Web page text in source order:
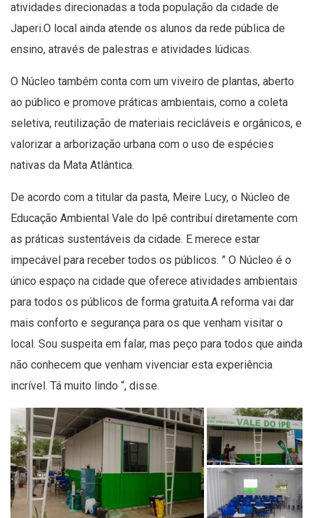
atividades direcionadas a toda população da cidade de
Japeri.O local ainda atende os alunos da rede pública de
ensino, através de palestras e atividades lúdicas.
O Núcleo também conta com um viveiro de plantas, aberto
ao público e promove práticas ambientais, como a coleta
seletiva, reutilização de materiais recicláveis e orgânicos, e
valorizar a arborização urbana com o uso de espécies
nativas da Mata Atlântica.
De acordo com a titular da pasta, Meire Lucy, o Núcleo de
Educação Ambiental Vale do Ipê contribuí diretamente com
as práticas sustentáveis da cidade. E merece estar
impecável para receber todos os públicos. ” O Núcleo é o
único espaço na cidade que oferece atividades ambientais
para todos os públicos de forma gratuita.A reforma vai dar
mais conforto e segurança para os que venham visitar o
local. Sou suspeita em falar, mas peço para todos que ainda
não conhecem que venham vivenciar esta experiência
incrível. Tá muito lindo “, disse.